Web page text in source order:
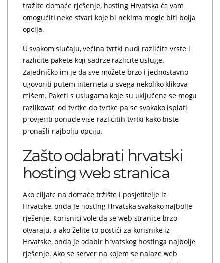
tražite domaće rješenje, hosting Hrvatska će vam
omogućiti neke stvari koje bi nekima mogle biti bolja
opcija.
U svakom slučaju, većina tvrtki nudi različite vrste i
različite pakete koji sadrže različite usluge.
Zajedničko im je da sve možete brzo i jednostavno
ugovoriti putem interneta u svega nekoliko klikova
mišem. Paketi s uslugama koje su uključene se mogu
razlikovati od tvrtke do tvrtke pa se svakako isplati
provjeriti ponude više različitih tvrtki kako biste
pronašli najbolju opciju.
Zašto odabrati hrvatski
hosting web stranica
Ako ciljate na domaće tržište i posjetitelje iz
Hrvatske, onda je hosting Hrvatska svakako najbolje
rješenje. Korisnici vole da se web stranice brzo
otvaraju, a ako želite to postići za korisnike iz
Hrvatske, onda je odabir hrvatskog hostinga najbolje
rješenje. Ako se server na kojem se nalaze web